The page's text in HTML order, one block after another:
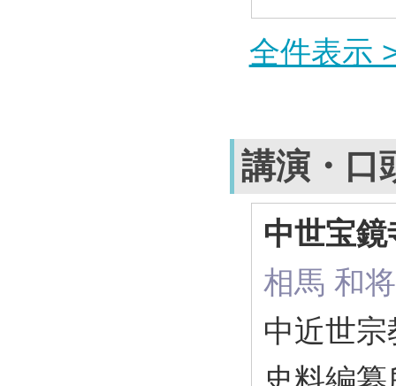
全件表示
講演・口
中世宝
相馬 和将
中近世